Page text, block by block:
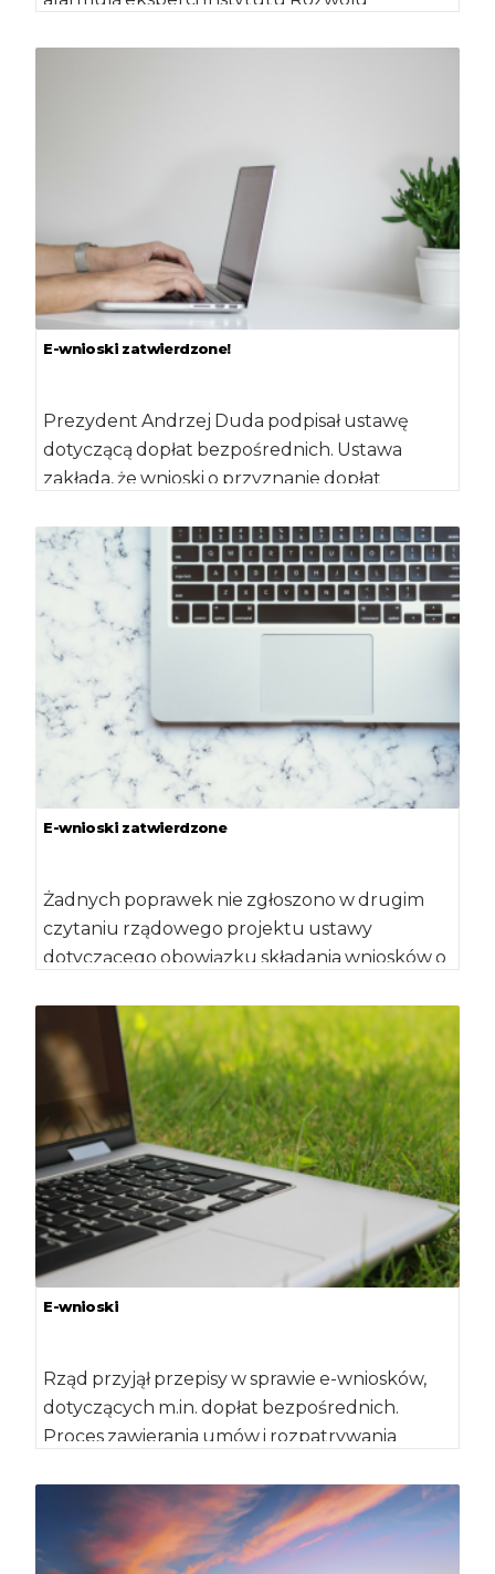
E-wnioski zatwierdzone!
Prezydent Andrzej Duda podpisał ustawę
dotyczącą dopłat bezpośrednich. Ustawa
zakłada, że wnioski o przyznanie dopłat
E-wnioski zatwierdzone
Żadnych poprawek nie zgłoszono w drugim
czytaniu rządowego projektu ustawy
dotyczącego obowiązku składania wniosków o
E-wnioski
Rząd przyjął przepisy w sprawie e-wniosków,
dotyczących m.in. dopłat bezpośrednich.
Proces zawierania umów i rozpatrywania